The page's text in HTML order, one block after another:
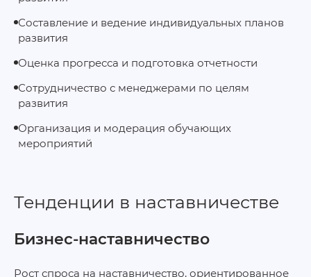
Составление и ведение индивидуальных планов
развития
Оценка прогресса и подготовка отчетности
Сотрудничество с менеджерами по целям
развития
Организация и модерация обучающих
мероприятий
Тенденции в наставничестве
Бизнес-наставничество
Рост спроса на наставничество, ориентированное